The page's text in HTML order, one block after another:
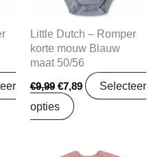
Little Dutch – Romper
korte mouw Blauw
maat 50/56
€9,99 €7,89
Selecteer
opties
Oorspronkelijke
Huidige